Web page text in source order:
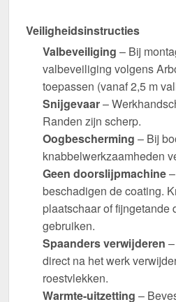
Veiligheidsinstructies
Valbeveiliging – Bij
valbeveiliging volgens
toepassen (vanaf 2,5 m
Snijgevaar–
Randen zijn scherp.
Oogbescherming – Bij
knabbelwerkzaamheden
Geen doorslijpmachine
beschadigen de coating.
plaatschaar of fijngetande
gebruiken.
Spaanders verwijderen
direct na het werk
roestvlekken.
Warmte-uitzetting –